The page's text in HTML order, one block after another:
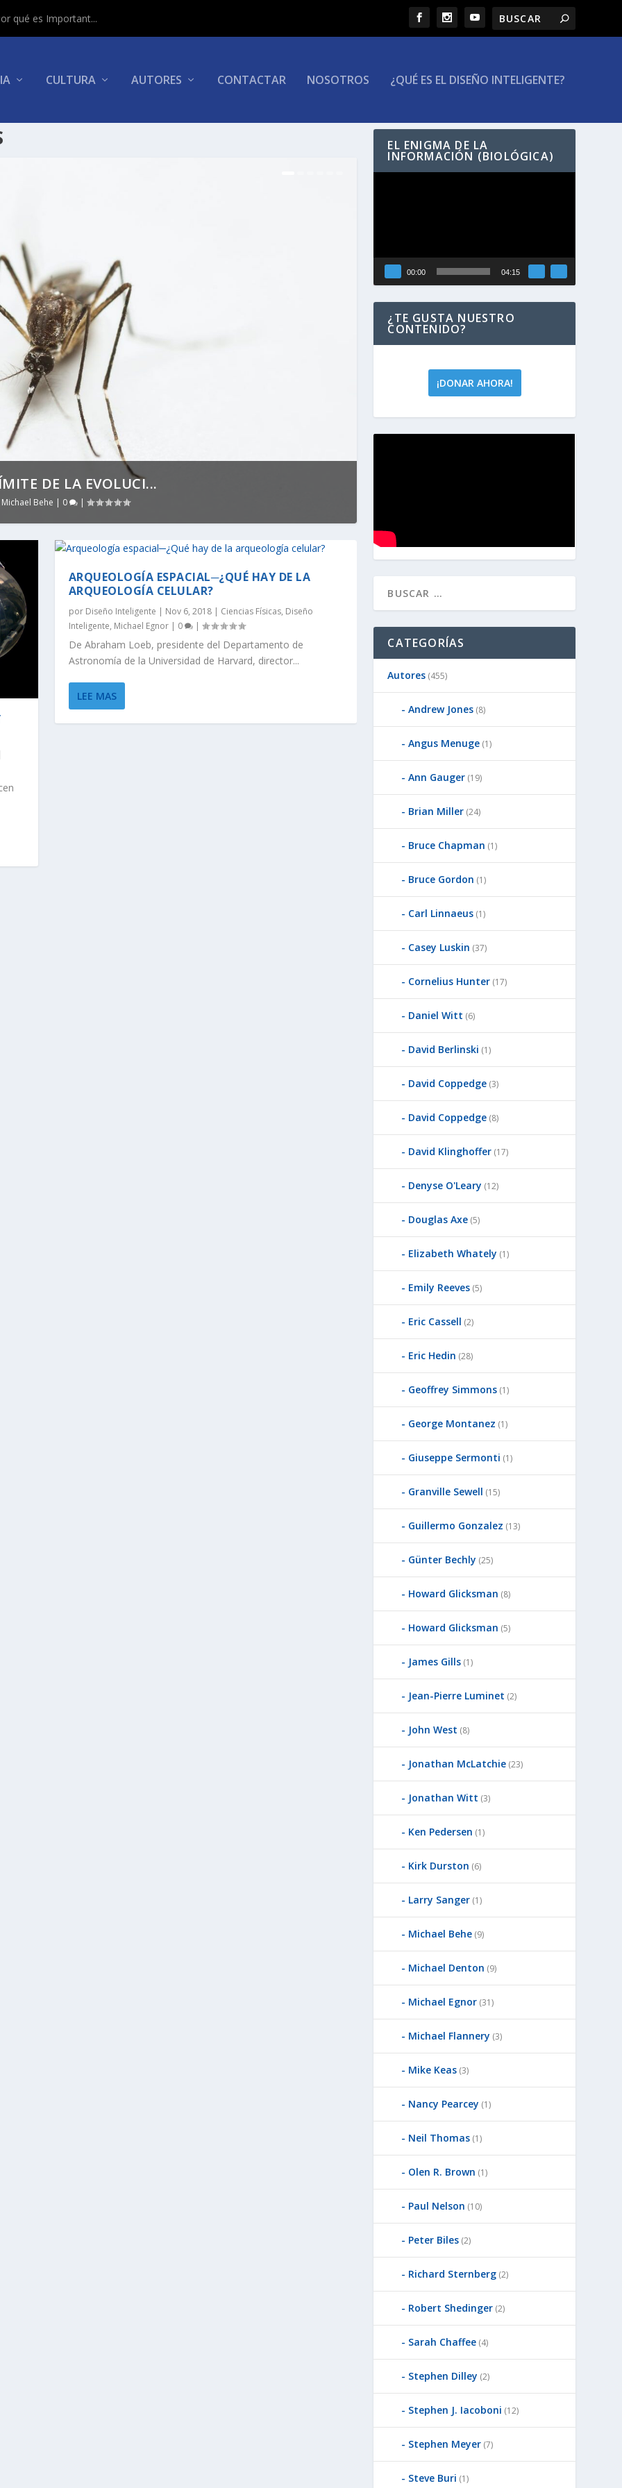
qué es Important...
CULTURA AUTORES CONTACTAR NOSOTROS ¿QUÉ ES EL DISEÑO INTELIGENTE?
DE LA EVOLUCI...
Michael Behe | 0 |
DE LA VIDA TIENE U...
,Evolución
LA REALI...
LA DEFINICI...
UNIVERSO.
0 |
|0
ARQUEOLOGÍA ESPACIAL─¿QUÉ HAY DE LA
ARQUEOLOGÍA CELULAR?
por Diseño Inteligente | Nov 6, 2018| Ciencias Físicas, Diseño
Inteligente, Michael Egnor| 0 |
De Abraham Loeb, presidente del Departamento de
Astronomía de la Universidad de Harvard, director...
LEE MAS
EL ENIGMA DE LA
INFORMACIÓN (BIOLÓGICA)
00:00 04:15
¿TE GUSTA NUESTRO
CONTENIDO?
¡DONAR AHORA!
CATEGORÍAS
Autores (455)
Andrew Jones (8)
Angus Menuge (1)
Ann Gauger (19)
Brian Miller (24)
Bruce Chapman (1)
Bruce Gordon (1)
Carl Linnaeus (1)
Casey Luskin (37)
Cornelius Hunter (17)
Daniel Witt (6)
David Berlinski (1)
David Coppedge (3)
David Coppedge (8)
David Klinghoffer (17)
Denyse O'Leary (12)
Douglas Axe (5)
Elizabeth Whately (1)
Emily Reeves (5)
Eric Cassell (2)
Eric Hedin (28)
Geoffrey Simmons (1)
George Montanez (1)
Giuseppe Sermonti (1)
Granville Sewell (15)
Guillermo Gonzalez (13)
Günter Bechly (25)
Howard Glicksman (8)
Howard Glicksman (5)
James Gills (1)
Jean-Pierre Luminet (2)
John West (8)
Jonathan McLatchie (23)
Jonathan Witt (3)
Ken Pedersen (1)
Kirk Durston (6)
Larry Sanger (1)
Michael Behe (9)
Michael Denton (9)
Michael Egnor (31)
Michael Flannery (3)
Mike Keas (3)
Nancy Pearcey (1)
Neil Thomas (1)
Olen R. Brown (1)
Paul Nelson (10)
Peter Biles (2)
Richard Sternberg (2)
Robert Shedinger (2)
Sarah Chaffee (4)
Stephen Dilley (2)
Stephen J. Iacoboni (12)
Stephen Meyer (7)
Steve Buri (1)